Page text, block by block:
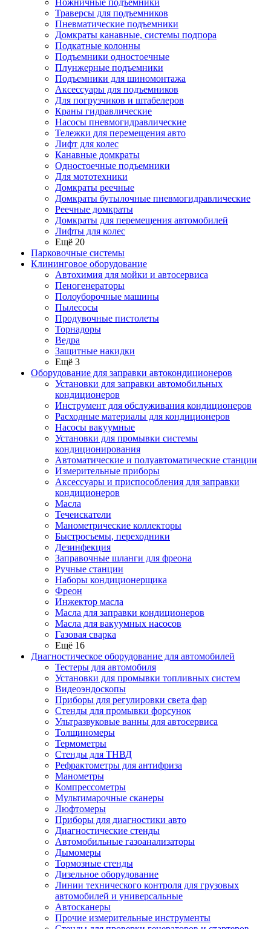
Ножничные подъемники
Траверсы для подъемников
Пневматические подъемники
Домкраты канавные, системы подпора
Подкатные колонны
Подъемники одностоечные
Плунжерные подъемники
Подъемники для шиномонтажа
Аксессуары для подъемников
Для погрузчиков и штабелеров
Краны гидравлические
Насосы пневмогидравлические
Тележки для перемещения авто
Лифт для колес
Канавные домкраты
Одностоечные подъемники
Для мототехники
Домкраты реечные
Домкраты бутылочные пневмогидравлические
Реечные домкраты
Домкраты для перемещения автомобилей
Лифты для колес
Ещё 20
Парковочные системы
Клининговое оборудование
Автохимия для мойки и автосервиса
Пеногенераторы
Полоуборочные машины
Пылесосы
Продувочные пистолеты
Торнадоры
Ведра
Защитные накидки
Ещё 3
Оборудование для заправки автокондиционеров
Установки для заправки автомобильных
кондиционеров
Инструмент для обслуживания кондиционеров
Расходные материалы для кондиционеров
Насосы вакуумные
Установки для промывки системы
кондиционирования
Автоматические и полуавтоматические станции
Измерительные приборы
Аксессуары и приспособления для заправки
кондиционеров
Масла
Течеискатели
Манометрические коллекторы
Быстросъемы, переходники
Дезинфекция
Заправочные шланги для фреона
Ручные станции
Наборы кондиционерщика
Фреон
Инжектор масла
Масла для заправки кондиционеров
Масла для вакуумных насосов
Газовая сварка
Ещё 16
Диагностическое оборудование для автомобилей
Тестеры для автомобиля
Установки для промывки топливных систем
Видеоэндоскопы
Приборы для регулировки света фар
Стенды для промывки форсунок
Ультразвуковые ванны для автосервиса
Толщиномеры
Термометры
Стенды для ТНВД
Рефрактометры для антифриза
Манометры
Компрессометры
Мультимарочные сканеры
Люфтомеры
Приборы для диагностики авто
Диагностические стенды
Автомобильные газоанализаторы
Дымомеры
Тормозные стенды
Дизельное оборудование
Линии технического контроля для грузовых
автомобилей и универсальные
Автосканеры
Прочие измерительные инструменты